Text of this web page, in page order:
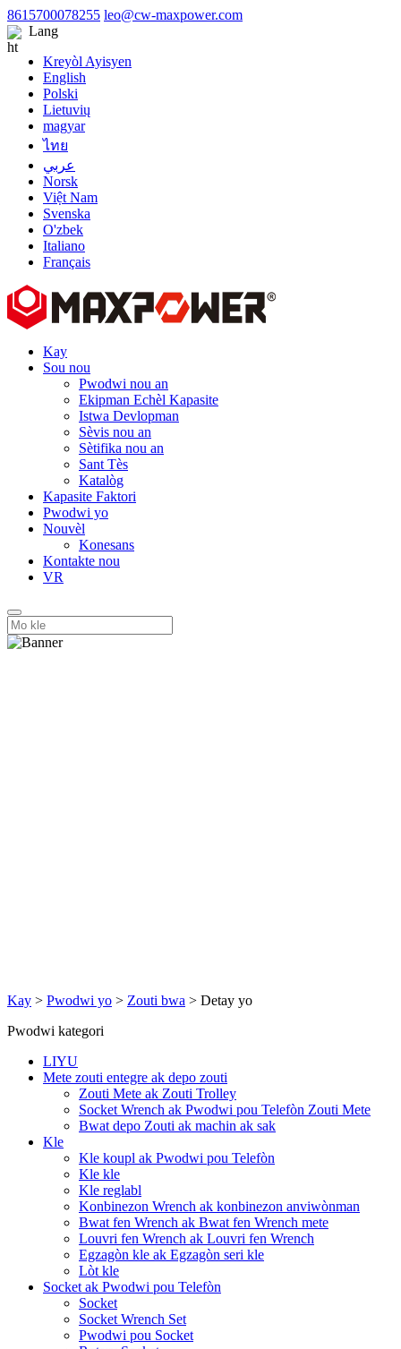
8615700078255 leo@cw-maxpower.com
Lang
Kreyòl Ayisyen
English
Polski
Lietuvių
magyar
ไทย
عربي
Norsk
Việt Nam
Svenska
O'zbek
Italiano
Français
Kay
Sou nou
Pwodwi nou an
Ekipman Echèl Kapasite
Istwa Devlopman
Sèvis nou an
Sètifika nou an
Sant Tès
Katalòg
Kapasite Faktori
Pwodwi yo
Nouvèl
Konesans
Kontakte nou
VR
Kay > Pwodwi yo > Zouti bwa > Detay yo
Pwodwi kategori
LIYU
Mete zouti entegre ak depo zouti
Zouti Mete ak Zouti Trolley
Socket Wrench ak Pwodwi pou Telefòn Zouti Mete
Bwat depo Zouti ak machin ak sak
Kle
Kle koupl ak Pwodwi pou Telefòn
Kle kle
Kle reglabl
Konbinezon Wrench ak konbinezon anviwònman
Bwat fen Wrench ak Bwat fen Wrench mete
Louvri fen Wrench ak Louvri fen Wrench
Egzagòn kle ak Egzagòn seri kle
Lòt kle
Socket ak Pwodwi pou Telefòn
Socket
Socket Wrench Set
Pwodwi pou Socket